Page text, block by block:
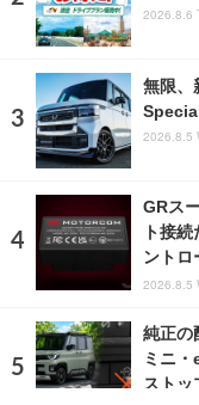
2026.8.6
無限、
2026.8.5
GRス
ト接
ント
2026.8.5
純正の
ミニ
ストッ